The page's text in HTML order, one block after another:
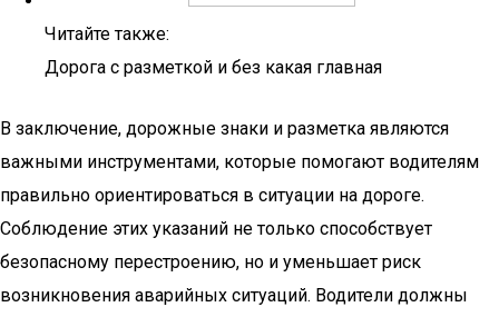
Читайте также:
Дорога с разметкой и без какая главная
В заключение, дорожные знаки и разметка являются
важными инструментами, которые помогают водителям
правильно ориентироваться в ситуации на дороге.
Соблюдение этих указаний не только способствует
безопасному перестроению, но и уменьшает риск
возникновения аварийных ситуаций. Водители должны